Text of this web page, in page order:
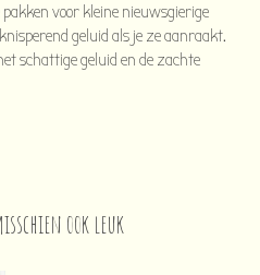
voor kleine nieuwsgierige
geluid als je ze aanraakt.
schattige geluid en de zachte
ook leuk